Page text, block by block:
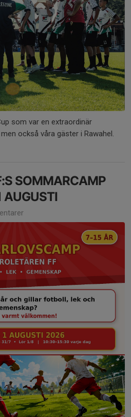
som var en extraordinär
också våra gäster i Rawahel.
SOMMARCAMP